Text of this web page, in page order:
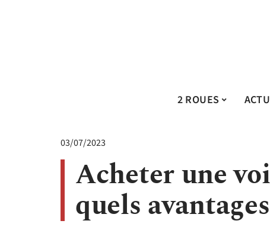
2 ROUES
03/07/2023
Acheter une
quels